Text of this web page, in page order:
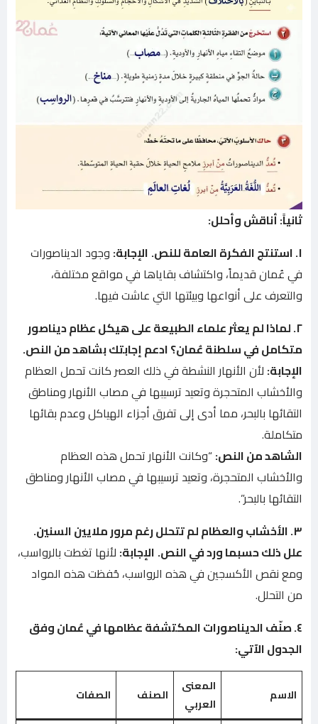
ثانياً: أناقش وأحلل:
١. استنتج الفكرة العامة للنص.
الإجابة: وجود الديناصورات
في عُمان قديماً، واكتشاف بقاياها في مواقع مختلفة،
والتعرف على أنواعها وبيئتها التي عاشت فيها.
٢. لماذا لم يعثر علماء الطبيعة على هيكل عظام ديناصور
متكامل في سلطنة عُمان؟ ادعم إجابتك بشاهد من النص.
الإجابة: لأن الأنهار النشطة في ذلك العصر كانت تحمل العظام
والأخشاب المتحجرة وتعيد ترسيبها في مصاب الأنهار ومناطق
التقائها بالبحر، مما أدى إلى تفرق أجزاء الهياكل وعدم بقائها
متكاملة.
الشاهد من النص:“وكانت الأنهار تحمل هذه العظام
والأخشاب المتحجرة، وتعيد ترسيبها في مصاب الأنهار ومناطق
التقائها بالبحر”.
٣. الأخشاب والعظام لم تتحلل رغم مرور ملايين السنين.
علل ذلك حسبما ورد في النص. الإجابة: لأنها تغطت بالرواسب،
ومع نقص الأكسجين في هذه الرواسب، حُفظت هذه المواد
من التحلل.
٤. صنّف الديناصورات المكتشفة عظامها في عُمان وفق
الجدول الآتي:
الاسم
المعنى
العربي
الصنف الصفات